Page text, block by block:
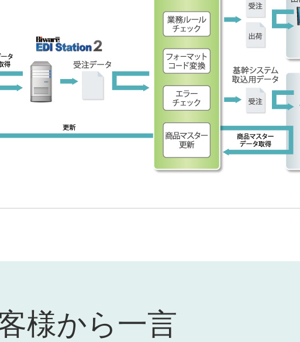
様から一言